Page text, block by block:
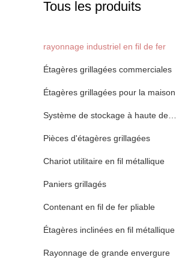
Tous les produits
rayonnage industriel en fil de fer
Étagères grillagées commerciales
Étagères grillagées pour la maison
Système de stockage à haute densité
Pièces d'étagères grillagées
Chariot utilitaire en fil métallique
Paniers grillagés
Contenant en fil de fer pliable
Étagères inclinées en fil métallique
Rayonnage de grande envergure